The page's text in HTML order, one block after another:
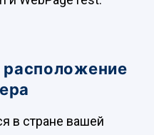
расположение
в стране вашей